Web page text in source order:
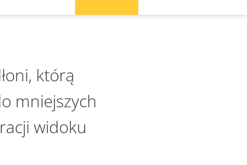
którą
mniejszych
widoku